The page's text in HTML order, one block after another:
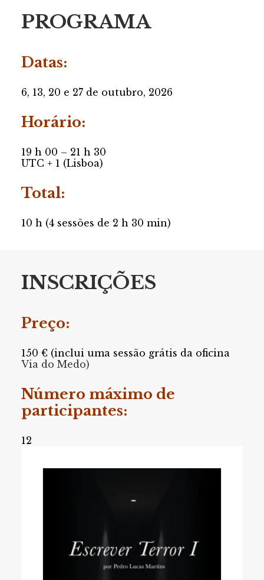
PROGRAMA
Datas:
6, 13, 20 e 27 de outubro, 2026
Horário:
19 h 00 – 21 h 30
UTC + 1 (Lisboa)
Total:
10 h (4 sessões de 2 h 30 min)
INSCRIÇÕES
Preço:
150 € (inclui uma sessão grátis da oficina
Via do Medo)
Número máximo de
participantes:
12